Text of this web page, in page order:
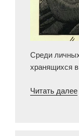
Среди
хранящихся
Читать далее